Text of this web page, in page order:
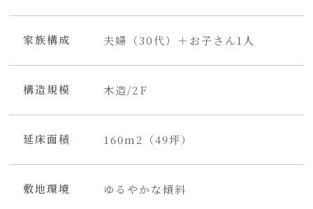
家族構成 夫婦（30代）＋お子さん1人
構造規模 木造/2F
延床面積 160m2（49坪）
敷地環境 ゆるやかな傾斜